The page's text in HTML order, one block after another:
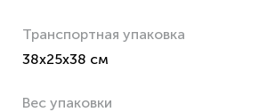
Транспортная упаковка
38x25x38 см
Вес упаковки